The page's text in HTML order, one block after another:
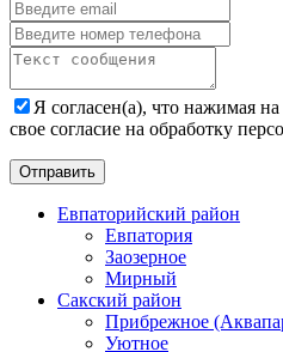
Я согласен(а), что нажимая
свое согласие на обработку
Евпаторийский район
Евпатория
Заозерное
Мирный
Сакский район
Прибрежное
Уютное